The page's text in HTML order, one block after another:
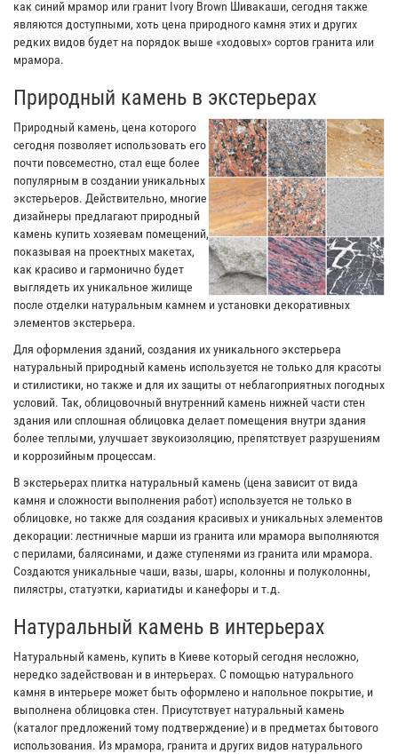
как синий мрамор или гранит Ivory Brown Шивакаши, сегодня также
являются доступными, хоть цена природного камня этих и других
редких видов будет на порядок выше «ходовых» сортов гранита или
мрамора.
Природный камень в экстерьерах
Природный камень, цена которого
сегодня позволяет использовать его
почти повсеместно, стал еще более
популярным в создании уникальных
экстерьеров. Действительно, многие
дизайнеры предлагают природный
камень купить хозяевам помещений,
показывая на проектных макетах,
как красиво и гармонично будет
выглядеть их уникальное жилище
после отделки натуральным камнем и установки декоративных
элементов экстерьера.
Для оформления зданий, создания их уникального экстерьера
натуральный природный камень используется не только для красоты
и стилистики, но также и для их защиты от неблагоприятных погодных
условий. Так, облицовочный внутренний камень нижней части стен
здания или сплошная облицовка делает помещения внутри здания
более теплыми, улучшает звукоизоляцию, препятствует разрушениям
и коррозийным процессам.
В экстерьерах плитка натуральный камень (цена зависит от вида
камня и сложности выполнения работ) используется не только в
облицовке, но также для создания красивых и уникальных элементов
декорации: лестничные марши из гранита или мрамора выполняются
с перилами, балясинами, и даже ступенями из гранита или мрамора.
Создаются уникальные чаши, вазы, шары, колонны и полуколонны,
пилястры, статуэтки, кариатиды и канефоры и т.д.
Натуральный камень в интерьерах
Натуральный камень, купить в Киеве который сегодня несложно,
нередко задействован и в интерьерах. С помощью натурального
камня в интерьере может быть оформлено и напольное покрытие, и
выполнена облицовка стен. Присутствует натуральный камень
(каталог предложений тому подтверждение) и в предметах бытового
использования. Из мрамора, гранита и других видов натурального